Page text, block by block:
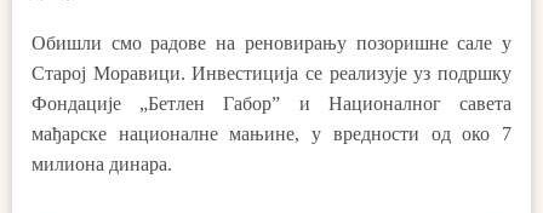
Обишли смо радове на реновирању позоришне сале у
Старој Моравици. Инвестиција се реализује уз подршку
Фондације „Бетлен Габор” и Националног савета
мађарске националне мањине, у вредности од око 7
милиона динара.